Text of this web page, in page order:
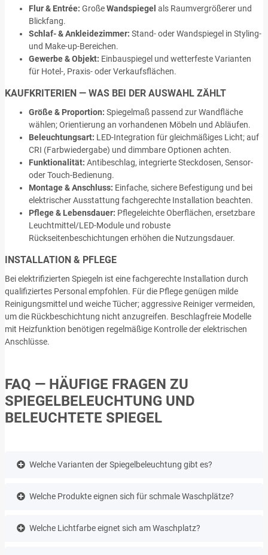
Flur & Entrée: GroßeWandspiegel als Raumvergrößerer und
Blickfang.
Schlaf- & Ankleidezimmer: Stand- oder Wandspiegel in Styling-
und Make-up-Bereichen.
Gewerbe & Objekt: Einbauspiegel und wetterfeste Varianten
für Hotel-, Praxis- oder Verkaufsflächen.
KAUFKRITERIEN — WAS BEI DER AUSWAHL ZÄHLT
Größe & Proportion: Spiegelmaß passend zur Wandfläche
wählen; Orientierung an vorhandenen Möbeln und Abläufen.
Beleuchtungsart: LED-Integration für gleichmäßiges Licht; auf
CRI (Farbwiedergabe) und dimmbare Optionen achten.
Funktionalität: Antibeschlag, integrierte Steckdosen, Sensor-
oder Touch-Bedienung.
Montage & Anschluss: Einfache, sichere Befestigung und bei
elektrischer Ausstattung fachgerechte Installation beachten.
Pflege & Lebensdauer: Pflegeleichte Oberflächen, ersetzbare
Leuchtmittel/LED-Module und robuste
Rückseitenbeschichtungen erhöhen die Nutzungsdauer.
INSTALLATION & PFLEGE
Bei elektrifizierten Spiegeln ist eine fachgerechte Installation durch
qualifiziertes Personal empfohlen. Für die Pflege genügen milde
Reinigungsmittel und weiche Tücher; aggressive Reiniger vermeiden,
um die Rückbeschichtung nicht anzugreifen. Beschlagfreie Modelle
mit Heizfunktion benötigen regelmäßige Kontrolle der elektrischen
Anschlüsse.
FAQ — HÄUFIGE FRAGEN ZU
SPIEGELBELEUCHTUNG UND
BELEUCHTETE SPIEGEL
Welche Varianten der Spiegelbeleuchtung gibt es?
Welche Produkte eignen sich für schmale Waschplätze?
Welche Lichtfarbe eignet sich am Waschplatz?